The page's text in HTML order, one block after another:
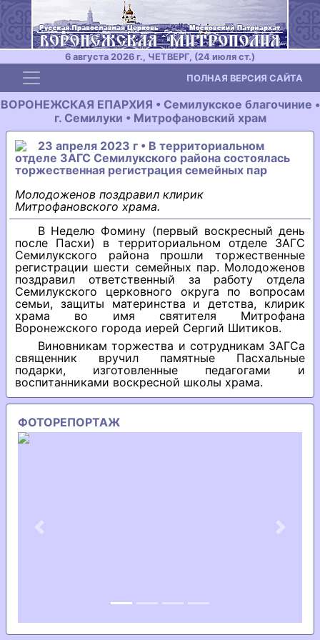
6 августа 2026 г., ЧЕТВЕРГ, (24 июля ст.)
Toggle navigation ПОЛНАЯ ВЕРСИЯ САЙТА
ВОРОНЕЖСКАЯ ЕПАРХИЯ • Семилукское благочиние •
г. Семилуки • Митрофановский храм
23 апреля 2023 г • В территориальном
отделе ЗАГС Семилукского района состоялась
торжественная регистрация семейных пар
Молодоженов поздравил клирик
Митрофановского храма.
В Неделю Фомину (первый воскресный день
после Пасхи) в территориальном отделе ЗАГС
Семилукского района прошли торжественные
регистрации шести семейных пар. Молодоженов
поздравил ответственный за работу отдела
Семилукского церковного округа по вопросам
семьи, защиты материнства и детства, клирик
храма во имя святителя Митрофана
Воронежского города иерей Сергий Шитиков.
Виновникам торжества и сотрудникам ЗАГСа
священник вручил памятные Пасхальные
подарки, изготовленные педагогами и
воспитанниками воскресной школы храма.
ФОТОРЕПОРТАЖ
Previous Next